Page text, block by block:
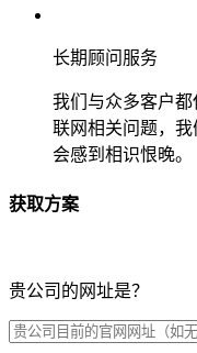
长期顾问服务
我们与众多客户
联网相关问题，
会感到相识恨晚。
获取方案
贵公司的网址是？